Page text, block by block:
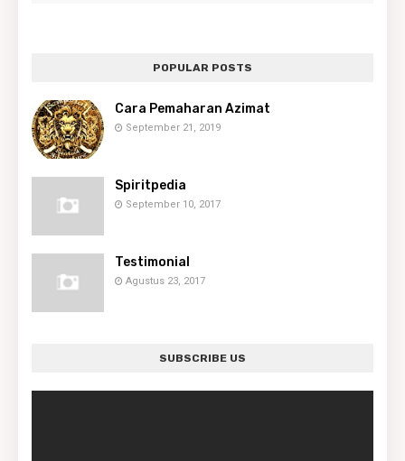
POPULAR POSTS
Cara Pemaharan Azimat
September 21, 2019
Spiritpedia
September 10, 2017
Testimonial
Agustus 23, 2017
SUBSCRIBE US